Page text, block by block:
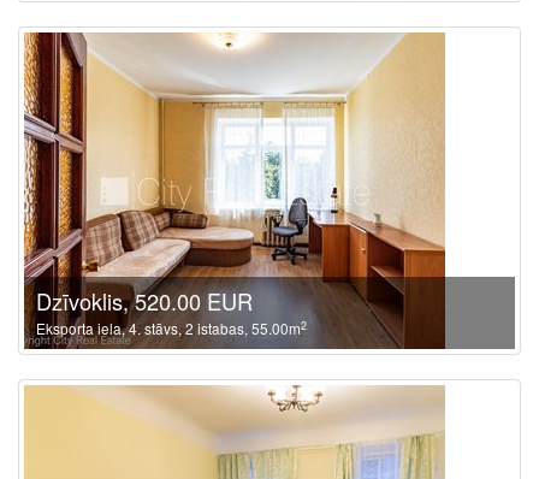
Dzīvoklis, 520.00 EUR
Eksporta iela, 4. stāvs, 2 istabas, 55.00m2